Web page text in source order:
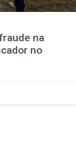
na
no